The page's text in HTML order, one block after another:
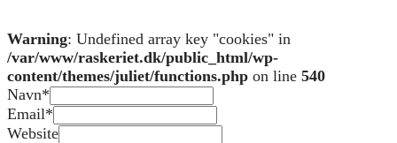
Warning: Undefined array key "cookies" in
/var/www/raskeriet.dk/public_html/wp-
content/themes/juliet/functions.php on line 540
Navn*
Email*
Website